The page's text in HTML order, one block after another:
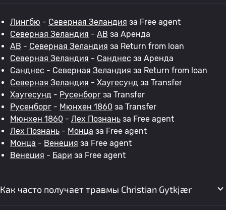
Лингбю - Северная Зеландия за Free agent
Северная Зеландия - AB за Аренда
AB - Северная Зеландия за Return from loan
Северная Зеландия - Санднес за Аренда
Санднес - Северная Зеландия за Return from loan
Северная Зеландия - Хаугесунд за Transfer
Хаугесунд - Русенборг за Transfer
Русенборг - Мюнхен 1860 за Transfer
Мюнхен 1860 - Лех Познань за Free agent
Лех Познань - Монца за Free agent
Монца - Венеция за Free agent
Венеция - Бари за Free agent
Как часто получает травмы Christian Gytkjær